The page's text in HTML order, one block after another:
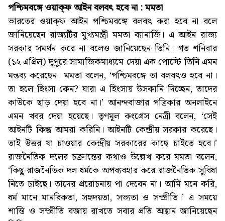
পশ্চিমবঙ্গে ওয়াক্ফ আইন বলবৎ হবে না : মমতা
ভারতের ওয়াক্ফ আইন পশ্চিমবঙ্গে বলবৎ করা হবে না বলে
জানিয়েছেন রাজ্যটির মুখ্যমন্ত্রী মমতা ব্যানার্জি। এ আইন রাজ্য
সরকার সমর্থন করে না বলেও জানিয়েছেন তিনি। গত শনিবার
(১২ এপ্রিল) দুপুরে সামাজিকমাধ্যমে দেয়া এক পোস্টে তিনি এমন
মন্তব্য করেছেন। মমতা বলেন, ‘পশ্চিমবঙ্গে তা বলবৎও হবে না।
তা হলে হিংসা কেন? যারা এ হিংসায় উসকানি দিচ্ছেন, তাদের
কাউকে ছাড় দেয়া হবে না।’ আনন্দবাজার পত্রিকার অনলাইনে
এমন খবর দেয়া হয়েছে। তৃণমূল কংগ্রেস নেত্রী বলেন, ‘সেই
আইনটি কিন্তু আমরা করিনি। আইনটি কেন্দ্রীয় সরকার করেছে।
তাই উত্তর যা চাওয়ার কেন্দ্রীয় সরকারের কাছে চাইতে হবে।’
রাজনৈতিক দলের চক্রান্তের কথাও উল্লেখ করে মমতা বলেন,
‘কিছু রাজনৈতিক দল ধর্মকে অপব্যবহার করে রাজনৈতিক সুবিধা
নিতে চাইছে। তাদের প্ররোচনায় পা দেবেন না। আমি মনে করি,
ধর্ম মানে মানবিকতা, সহৃদয়তা, সভ্যতা ও সম্প্রীতি।’ এ সময়ে
শান্তি ও সম্প্রীতি বজায় রাখতে সবার প্রতি আহ্বান জানিয়েছেন